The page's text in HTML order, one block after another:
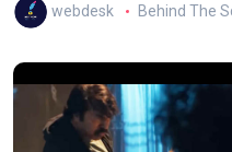
webdesk Behind The